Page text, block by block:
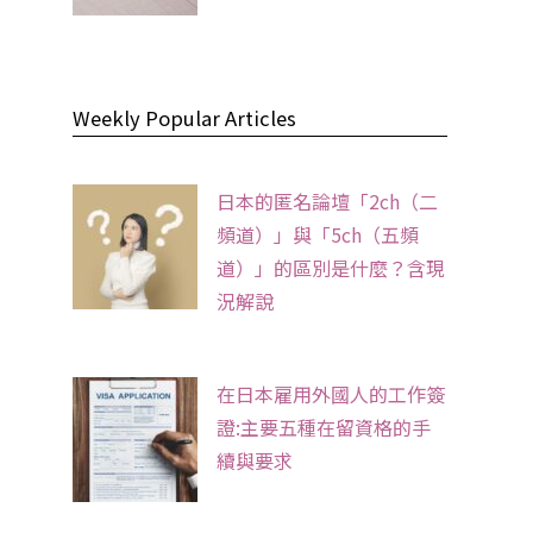
Weekly Popular Articles
日本的匿名論壇「2ch（二
頻道）」與「5ch（五頻
道）」的區別是什麼？含現
況解說
在日本雇用外國人的工作簽
證:主要五種在留資格的手
續與要求